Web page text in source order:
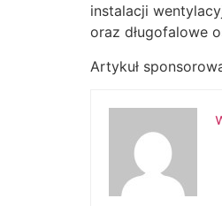
instalacji
oraz długofalowe
Artykuł